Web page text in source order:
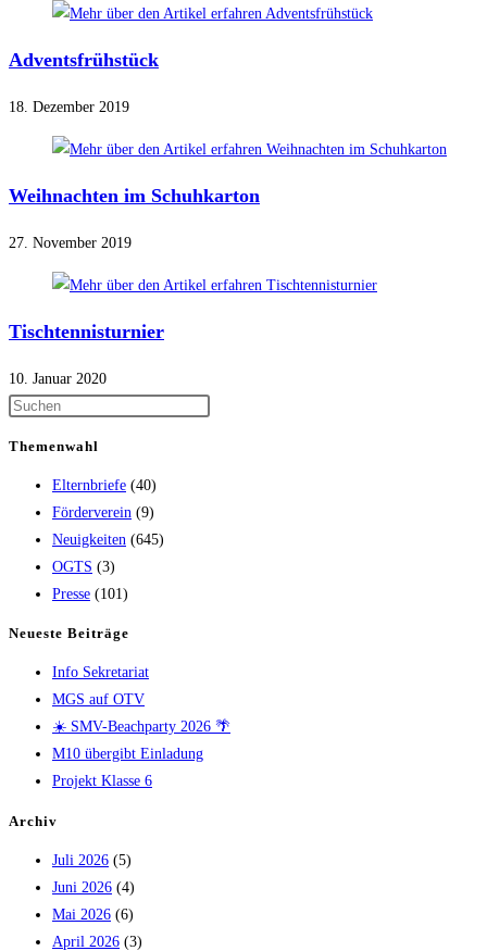
Adventsfrühstück
18. Dezember 2019
Weihnachten im Schuhkarton
27. November 2019
Tischtennisturnier
10. Januar 2020
Themenwahl
Elternbriefe (40)
Förderverein (9)
Neuigkeiten (645)
OGTS (3)
Presse (101)
Neueste Beiträge
Info Sekretariat
MGS auf OTV
☀️ SMV-Beachparty 2026 🌴
M10 übergibt Einladung
Projekt Klasse 6
Archiv
Juli 2026 (5)
Juni 2026 (4)
Mai 2026 (6)
April 2026 (3)